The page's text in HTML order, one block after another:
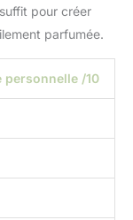
une
Diffuseur
- Ce
est
ne
votre
pour créer
parfumée.
personnelle /10